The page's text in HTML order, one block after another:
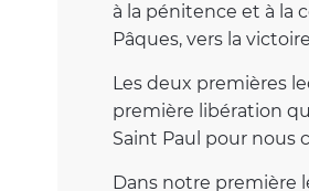
à la pénitence et à la
Pâques, vers la
Les deux premières
première libération
Saint Paul pour nous
Dans notre première